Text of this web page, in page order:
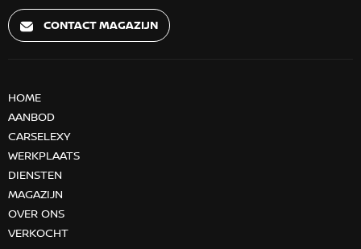
CONTACT MAGAZIJN
HOME
AANBOD
CARSELEXY
WERKPLAATS
DIENSTEN
MAGAZIJN
OVER ONS
VERKOCHT